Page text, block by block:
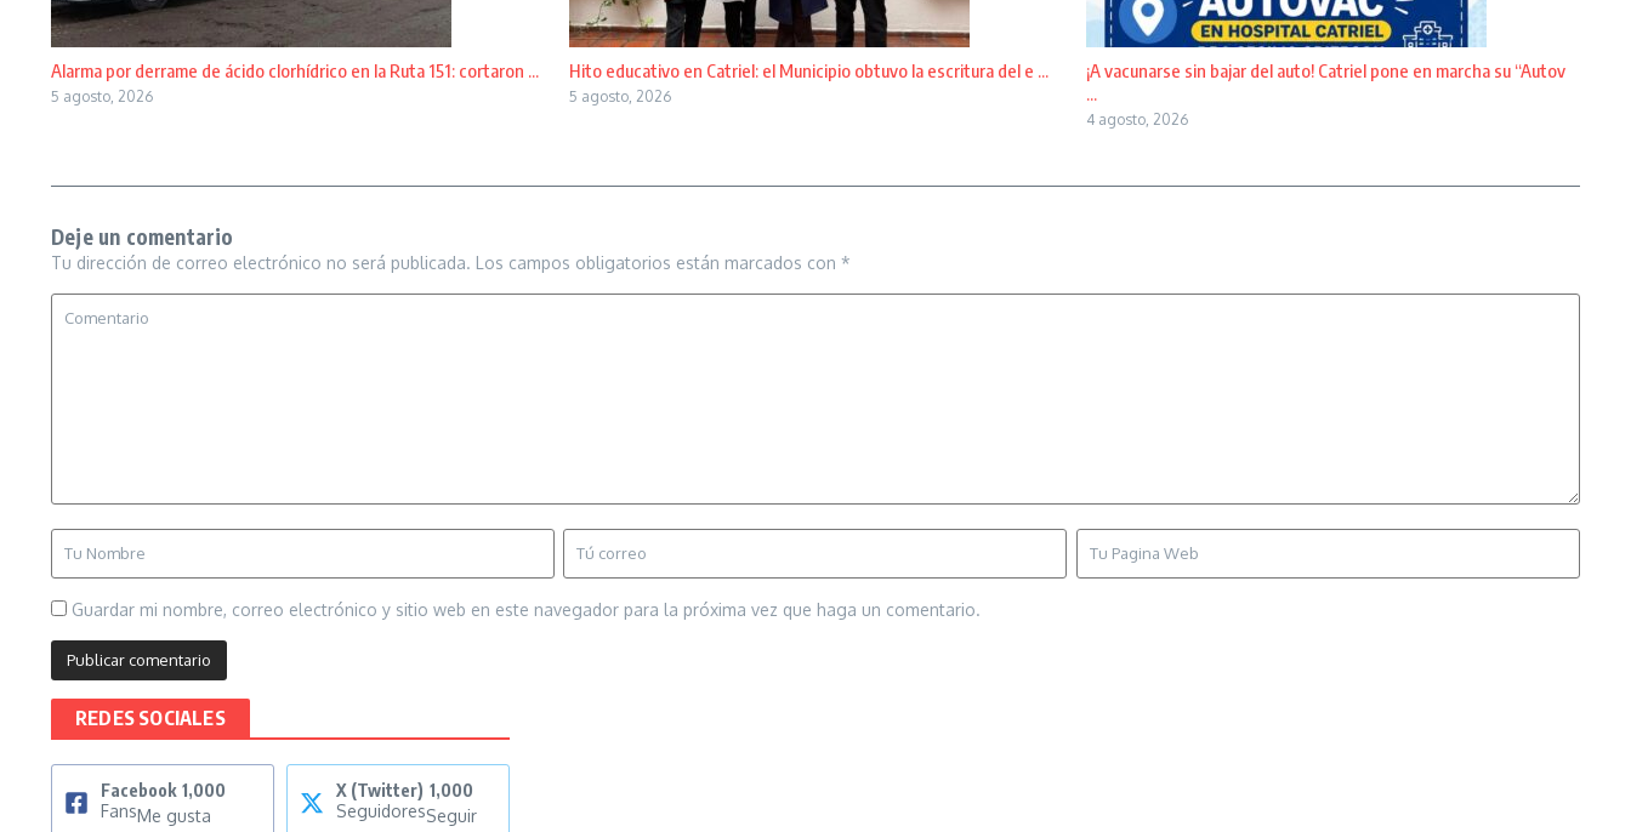
Alarma por derrame de ácido clorhídrico en la Ruta 151: cortaron ...
5 agosto, 2026
Hito educativo en Catriel: el Municipio obtuvo la escritura del e ...
5 agosto, 2026
¡A vacunarse sin bajar del auto! Catriel pone en marcha su “Autov
...
4 agosto, 2026
Deje un comentario
Tu dirección de correo electrónico no será publicada. Los campos obligatorios están marcados con *
Guardar mi nombre, correo electrónico y sitio web en este navegador para la próxima vez que haga un comentario.
REDES SOCIALES
Facebook 1,000
FansMe gusta
X (Twitter) 1,000
SeguidoresSeguir